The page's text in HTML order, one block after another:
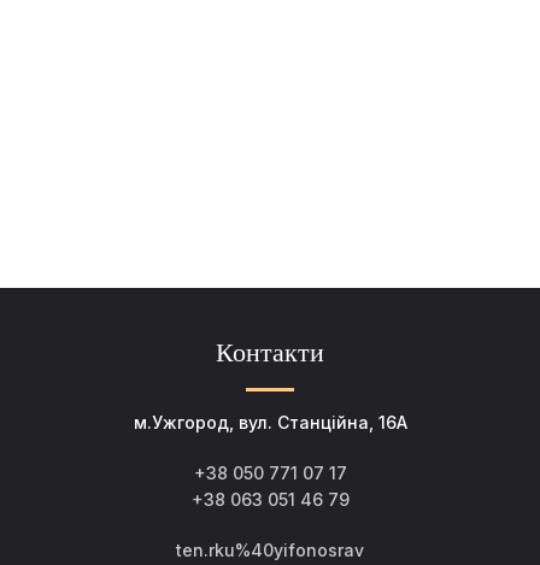
Контакти
м.Ужгород, вул. Станційна, 16А
+38 050 771 07 17
+38 063 051 46 79
ten.rku%40yifonosrav